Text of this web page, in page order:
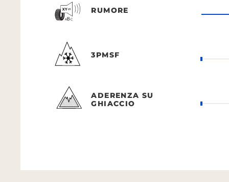
RUMORE
3PMSF
ADERENZA SU
GHIACCIO